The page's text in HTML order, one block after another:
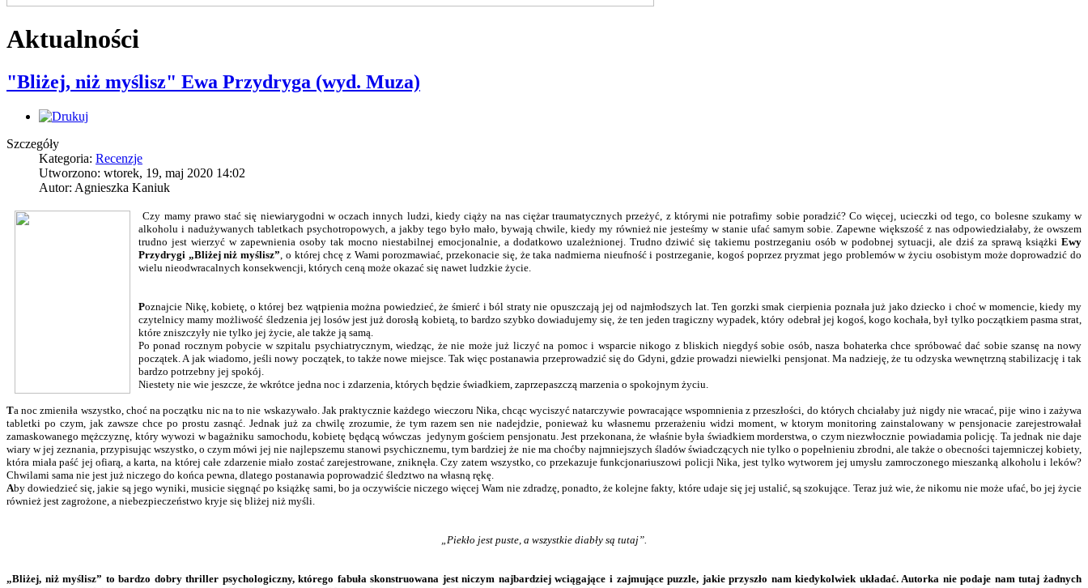
Aktualności
"Bliżej, niż myślisz" Ewa Przydryga (wyd. Muza)
Szczegóły
Kategoria: Recenzje
Utworzono: wtorek, 19, maj 2020 14:02
Autor: Agnieszka Kaniuk
Czy mamy prawo stać się niewiarygodni w oczach innych ludzi, kiedy ciąży na nas ciężar traumatycznych przeżyć, z którymi nie potrafimy sobie poradzić? Co więcej, ucieczki od tego, co bolesne szukamy w
alkoholu i nadużywanych tabletkach psychotropowych, a jakby tego było mało, bywają chwile, kiedy my również nie jesteśmy w stanie ufać samym sobie. Zapewne większość z nas odpowiedziałaby, że owszem
trudno jest wierzyć w zapewnienia osoby tak mocno niestabilnej emocjonalnie, a dodatkowo uzależnionej. Trudno dziwić się takiemu postrzeganiu osób w podobnej sytuacji, ale dziś za sprawą książki Ewy
Przydrygi „Bliżej niż myślisz”, o której chcę z Wami porozmawiać, przekonacie się, że taka nadmierna nieufność i postrzeganie, kogoś poprzez pryzmat jego problemów w życiu osobistym może doprowadzić do
wielu nieodwracalnych konsekwencji, których ceną może okazać się nawet ludzkie życie.
Poznajcie Nikę, kobietę, o której bez wątpienia można powiedzieć, że śmierć i ból straty nie opuszczają jej od najmłodszych lat. Ten gorzki smak cierpienia poznała już jako dziecko i choć w momencie, kiedy my
czytelnicy mamy możliwość śledzenia jej losów jest już dorosłą kobietą, to bardzo szybko dowiadujemy się, że ten jeden tragiczny wypadek, który odebrał jej kogoś, kogo kochała, był tylko początkiem pasma strat,
które zniszczyły nie tylko jej życie, ale także ją samą.
Po ponad rocznym pobycie w szpitalu psychiatrycznym, wiedząc, że nie może już liczyć na pomoc i wsparcie nikogo z bliskich niegdyś sobie osób, nasza bohaterka chce spróbować dać sobie szansę na nowy
początek. A jak wiadomo, jeśli nowy początek, to także nowe miejsce. Tak więc postanawia przeprowadzić się do Gdyni, gdzie prowadzi niewielki pensjonat. Ma nadzieję, że tu odzyska wewnętrzną stabilizację i tak
bardzo potrzebny jej spokój.
Niestety nie wie jeszcze, że wkrótce jedna noc i zdarzenia, których będzie świadkiem, zaprzepaszczą marzenia o spokojnym życiu.
Ta noc zmieniła wszystko, choć na początku nic na to nie wskazywało. Jak praktycznie każdego wieczoru Nika, chcąc wyciszyć natarczywie powracające wspomnienia z przeszłości, do których chciałaby już nigdy nie wracać, pije wino i zażywa
tabletki po czym, jak zawsze chce po prostu zasnąć. Jednak już za chwilę zrozumie, że tym razem sen nie nadejdzie, ponieważ ku własnemu przerażeniu widzi moment, w ktorym monitoring zainstalowany w pensjonacie zarejestrowałał
zamaskowanego mężczyznę, który wywozi w bagażniku samochodu, kobietę będącą wówczas jedynym gościem pensjonatu. Jest przekonana, że właśnie była świadkiem morderstwa, o czym niezwłocznie powiadamia policję. Ta jednak nie daje
wiary w jej zeznania, przypisując wszystko, o czym mówi jej nie najlepszemu stanowi psychicznemu, tym bardziej że nie ma choćby najmniejszych śladów świadczących nie tylko o popełnieniu zbrodni, ale także o obecności tajemniczej kobiety,
która miała paść jej ofiarą, a karta, na której całe zdarzenie miało zostać zarejestrowane, zniknęła. Czy zatem wszystko, co przekazuje funkcjonariuszowi policji Nika, jest tylko wytworem jej umysłu zamroczonego mieszanką alkoholu i leków?
Chwilami sama nie jest już niczego do końca pewna, dlatego postanawia poprowadzić śledztwo na własną rękę.
Aby dowiedzieć się, jakie są jego wyniki, musicie sięgnąć po książkę sami, bo ja oczywiście niczego więcej Wam nie zdradzę, ponadto, że kolejne fakty, które udaje się jej ustalić, są szokujące. Teraz już wie, że nikomu nie może ufać, bo jej życie
również jest zagrożone, a niebezpieczeństwo kryje się bliżej niż myśli.
„Piekło jest puste, a wszystkie diabły są tutaj”.
„Bliżej, niż myślisz” to bardzo dobry thriller psychologiczny, którego fabuła skonstruowana jest niczym najbardziej wciągające i zajmujące puzzle, jakie przyszło nam kiedykolwiek układać. Autorka nie podaje nam tutaj żadnych